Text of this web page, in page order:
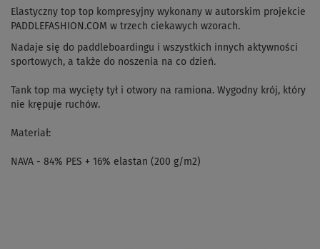
Elastyczny top top kompresyjny wykonany w autorskim projekcie
PADDLEFASHION.COM w trzech ciekawych wzorach.
Nadaje się do paddleboardingu i wszystkich innych aktywności
sportowych, a także do noszenia na co dzień.
Tank top ma wycięty tył i otwory na ramiona. Wygodny krój, który
nie krępuje ruchów.
Materiał:
NAVA - 84% PES + 16% elastan (200 g/m2)